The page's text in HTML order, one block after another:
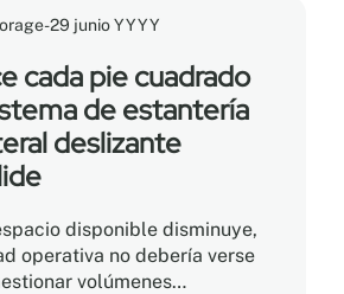
y los responsables de las
esta evolución plantea un
real: ¿cómo ampliar los
a las actividades
sin comprometer la
las colecciones físicas?
-29 junio YYYY
cada pie cuadrado
de estantería
deslizante
disponible disminuye,
operativa no debería verse
volúmenes